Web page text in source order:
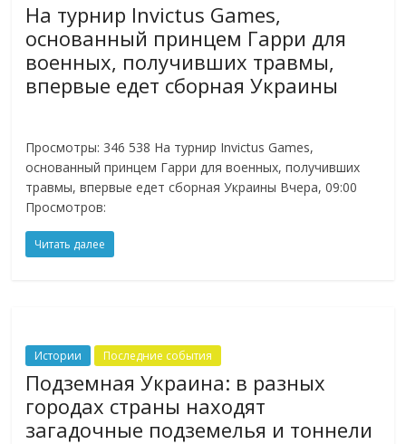
На турнир Invictus Games,
основанный принцем Гарри для
военных, получивших травмы,
впервые едет сборная Украины
Просмотры: 346 538 На турнир Invictus Games,
основанный принцем Гарри для военных, получивших
травмы, впервые едет сборная Украины Вчера, 09:00
Просмотров:
Читать далее
Истории Последние события
Подземная Украина: в разных
городах страны находят
загадочные подземелья и тоннели